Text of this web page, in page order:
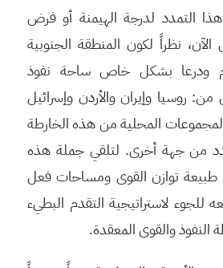
التمدد لدرجة الهيمنة أو فرض
نظراً لكون المنطقة الجنوبية
ودرعا بشكل خاص ساحة نفوذ
روسيا وإيران والأردن وإسرائيل
المحلية من هذه الخارطة
من جهة أخرى. لتلقي جملة هذه
طبيعة توازن القوى ومساحات فعل
للجوء لاستراتيجية التقدم البطيء
والقوى المعقدة.